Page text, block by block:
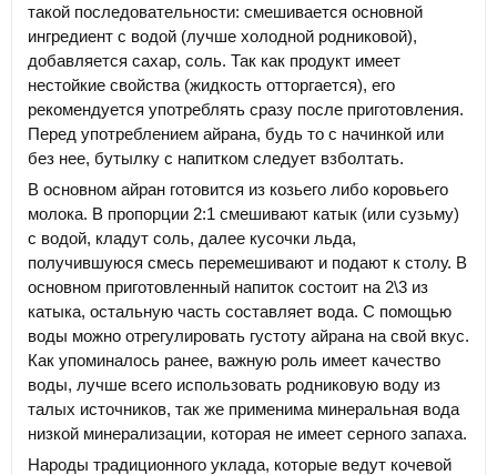
такой последовательности: смешивается основной
ингредиент с водой (лучше холодной родниковой),
добавляется сахар, соль. Так как продукт имеет
нестойкие свойства (жидкость отторгается), его
рекомендуется употреблять сразу после приготовления.
Перед употреблением айрана, будь то с начинкой или
без нее, бутылку с напитком следует взболтать.
В основном айран готовится из козьего либо коровьего
молока. В пропорции 2:1 смешивают катык (или сузьму)
с водой, кладут соль, далее кусочки льда,
получившуюся смесь перемешивают и подают к столу. В
основном приготовленный напиток состоит на 2\3 из
катыка, остальную часть составляет вода. С помощью
воды можно отрегулировать густоту айрана на свой вкус.
Как упоминалось ранее, важную роль имеет качество
воды, лучше всего использовать родниковую воду из
талых источников, так же применима минеральная вода
низкой минерализации, которая не имеет серного запаха.
Народы традиционного уклада, которые ведут кочевой